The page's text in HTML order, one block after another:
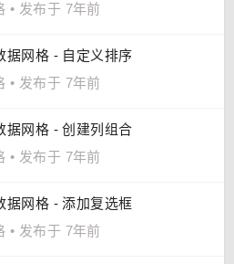
• 发布于 7年前
据网格 - 自定义排序
• 发布于 7年前
据网格 - 创建列组合
• 发布于 7年前
据网格 - 添加复选框
• 发布于 7年前